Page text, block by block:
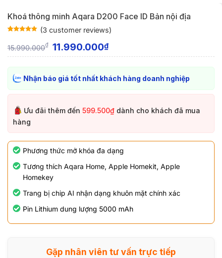
Khoá thông minh Aqara D200 Face ID Bản nội địa
on
customer
(3 customer reviews)
15.990.000₫ 11.990.000₫
Nhận báo giá tốt nhất khách hàng doanh nghiệp
Ưu đãi thêm đến 599.500₫ dành cho khách đã mua
hàng
Phương thức mở khóa đa dạng
Tương thích Aqara Home, Apple Homekit, Apple
Homekey
Trang bị chip AI nhận dạng khuôn mặt chính xác
Pin Lithium dung lượng 5000 mAh
Gặp nhân viên tư vấn trực tiếp